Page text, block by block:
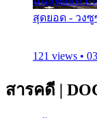
สุดยอด - วง
121 views •
สารคดี |